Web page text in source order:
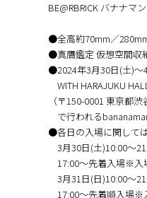
BE@RBRICK バナナマ
●全高約70mm／
●真贋鑑定 仮想空間収
●2024年3月30日(土)～
WITH HARAJUKU
（〒150-0001 東京都渋
で行われる
●各日の入場に関して
3月30日(土)10:00～
17:00～先着入場※入
3月31日(日)10:00～
17:00～先着順入場※